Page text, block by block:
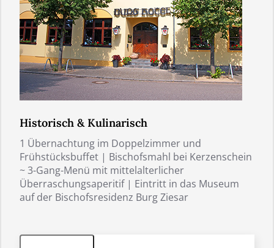
Historisch & Kulinarisch
1 Übernachtung im Doppelzimmer und
Frühstücksbuffet | Bischofsmahl bei Kerzenschein
~ 3-Gang-Menü mit mittelalterlicher
Überraschungsaperitif | Eintritt in das Museum
auf der Bischofsresidenz Burg Ziesar